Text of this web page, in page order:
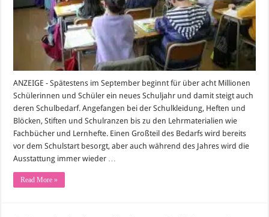
ANZEIGE - Spätestens im September beginnt für über acht Millionen
Schülerinnen und Schüler ein neues Schuljahr und damit steigt auch
deren Schulbedarf. Angefangen bei der Schulkleidung, Heften und
Blöcken, Stiften und Schulranzen bis zu den Lehrmaterialien wie
Fachbücher und Lernhefte. Einen Großteil des Bedarfs wird bereits
vor dem Schulstart besorgt, aber auch während des Jahres wird die
Ausstattung immer wieder …
Read More »